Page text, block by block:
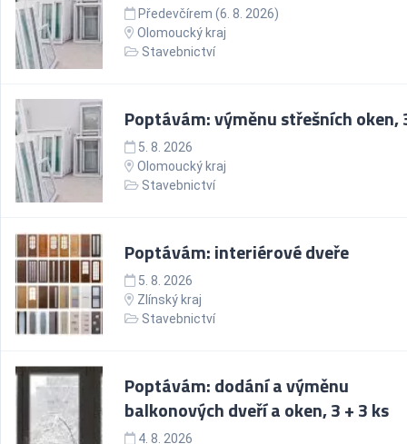
Předevčírem (6. 8. 2026)
Olomoucký kraj
Stavebnictví
Poptávám: výměnu střešních oken,
5. 8. 2026
Olomoucký kraj
Stavebnictví
Poptávám: interiérové dveře
5. 8. 2026
Zlínský kraj
Stavebnictví
Poptávám: dodání a výměnu
balkonových dveří a oken, 3 + 3 ks
4. 8. 2026